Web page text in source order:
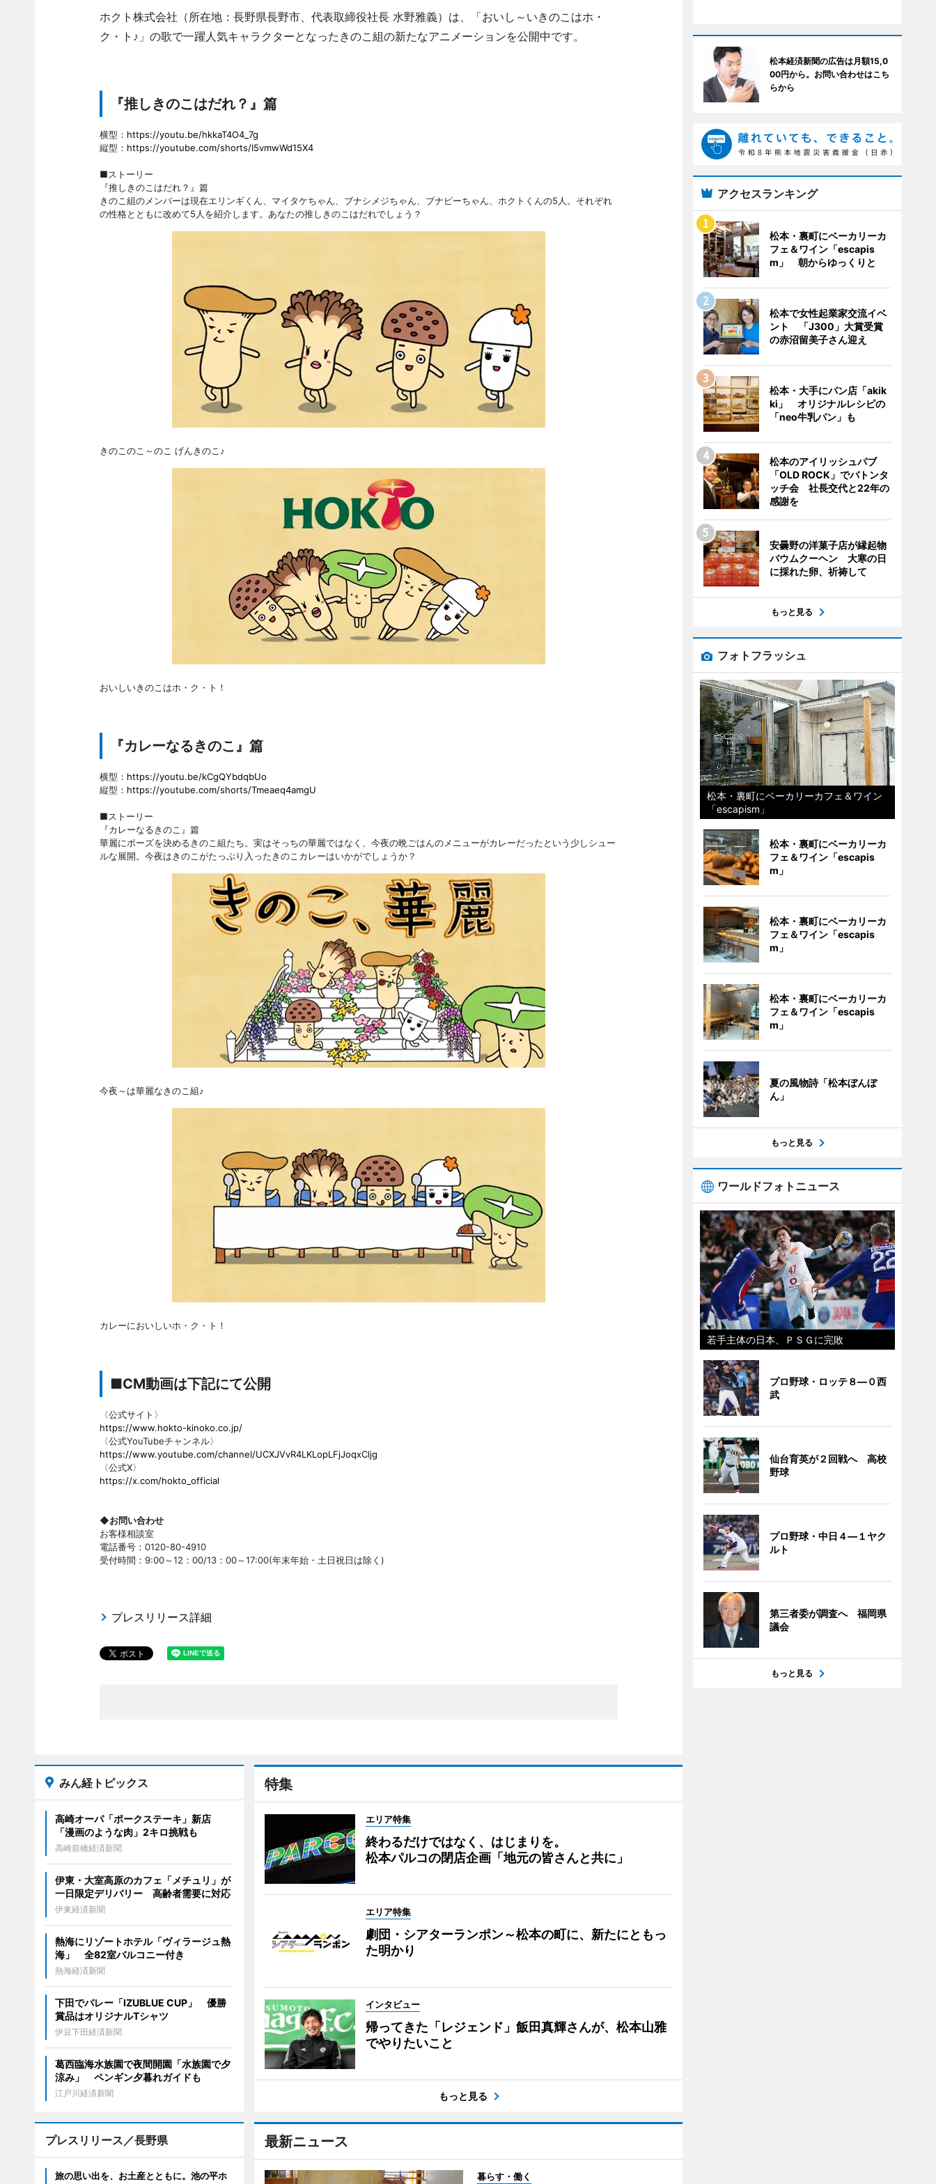
ホクト株式会社（所在地：長野県長野市、代表取締役社長 水野雅義）は、「おいし～いきのこはホ・
ク・ト♪」の歌で一躍人気キャラクターとなったきのこ組の新たなアニメーションを公開中です。
『推しきのこはだれ？』篇
横型： https://youtu.be/hkkaT4O4_7g
縦型： https://youtube.com/shorts/I5vmwWd15X4
■ストーリー
『推しきのこはだれ？』篇
きのこ組のメンバーは現在エリンギくん、マイタケちゃん、ブナシメジちゃん、ブナピーちゃん、ホクトくんの5人。それぞれ
の性格とともに改めて5人を紹介します。あなたの推しきのこはだれでしょう？
きのこのこ～のこ げんきのこ♪
おいしいきのこはホ・ク・ト！
『カレーなるきのこ』篇
横型： https://youtu.be/kCgQYbdqbUo
縦型： https://youtube.com/shorts/Tmeaeq4amgU
■ストーリー
『カレーなるきのこ』篇
華麗にポーズを決めるきのこ組たち。実はそっちの華麗ではなく、今夜の晩ごはんのメニューがカレーだったという少しシュー
ルな展開。今夜はきのこがたっぷり入ったきのこカレーはいかがでしょうか？
今夜～は華麗なきのこ組♪
カレーにおいしいホ・ク・ト！
■CM動画は下記にて公開
〈公式サイト〉
https://www.hokto-kinoko.co.jp/
〈公式YouTubeチャンネル〉
https://www.youtube.com/channel/UCXJVvR4LKLopLFjJoqxCljg
〈公式X〉
https://x.com/hokto_official
◆お問い合わせ
お客様相談室
電話番号：0120-80-4910
受付時間：9:00～12：00/13：00～17:00(年末年始・土日祝日は除く)
プレスリリース詳細
特集
エリア特集
終わるだけではなく、はじまりを。
松本パルコの閉店企画「地元の皆さんと共に」
エリア特集
劇団・シアターランポン～松本の町に、新たにともっ
た明かり
インタビュー
帰ってきた「レジェンド」飯田真輝さんが、松本山雅
でやりたいこと
もっと見る
最新ニュース
暮らす・働く
みん経トピックス
高崎オーパ「ポークステーキ」新店
「漫画のような肉」2キロ挑戦も
高崎前橋経済新聞
伊東・大室高原のカフェ「メチュリ」が
一日限定デリバリー 高齢者需要に対応
伊東経済新聞
熱海にリゾートホテル「ヴィラージュ熱
海」 全82室バルコニー付き
熱海経済新聞
下田でバレー「IZUBLUE CUP」 優勝
賞品はオリジナルTシャツ
伊豆下田経済新聞
葛西臨海水族園で夜間開園「水族園で夕
涼み」 ペンギン夕暮れガイドも
江戸川経済新聞
プレスリリース／長野県
旅の思い出を、お土産とともに。池の平ホ
松本経済新聞の広告は月額15,0
00円から。お問い合わせはこち
らから
アクセスランキング
松本・裏町にベーカリーカ
フェ＆ワイン「escapis
m」 朝からゆっくりと
松本で女性起業家交流イベ
ント 「J300」大賞受賞
の赤沼留美子さん迎え
松本・大手にパン店「akik
ki」 オリジナルレシピの
「neo牛乳パン」も
松本のアイリッシュパブ
「OLD ROCK」でバトンタ
ッチ会 社長交代と22年の
感謝を
安曇野の洋菓子店が縁起物
バウムクーヘン 大寒の日
に採れた卵、祈祷して
もっと見る
フォトフラッシュ
松本・裏町にベーカリーカフェ＆ワイン
「escapism」
松本・裏町にベーカリーカ
フェ＆ワイン「escapis
m」
松本・裏町にベーカリーカ
フェ＆ワイン「escapis
m」
松本・裏町にベーカリーカ
フェ＆ワイン「escapis
m」
夏の風物詩「松本ぼんぼ
ん」
もっと見る
ワールドフォトニュース
若手主体の日本、ＰＳＧに完敗
プロ野球・ロッテ８―０西
武
仙台育英が２回戦へ 高校
野球
プロ野球・中日４―１ヤク
ルト
第三者委が調査へ 福岡県
議会
もっと見る